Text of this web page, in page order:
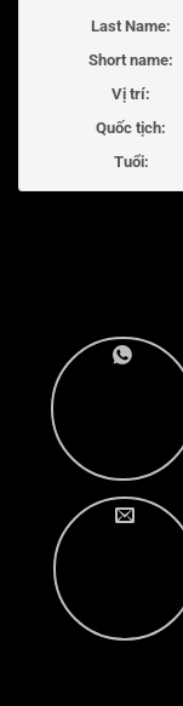
Last Name:
Short name:
Vị trí:
Quốc tịch:
Tuổi: